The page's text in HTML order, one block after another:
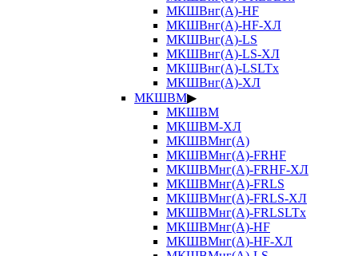
МКШВнг(А)-HF
МКШВнг(А)-HF-ХЛ
МКШВнг(А)-LS
МКШВнг(А)-LS-ХЛ
МКШВнг(А)-LSLTx
МКШВнг(А)-ХЛ
МКШВМ▶
МКШВМ
МКШВМ-ХЛ
МКШВМнг(А)
МКШВМнг(А)-FRHF
МКШВМнг(А)-FRHF-ХЛ
МКШВМнг(А)-FRLS
МКШВМнг(А)-FRLS-ХЛ
МКШВМнг(А)-FRLSLTx
МКШВМнг(А)-HF
МКШВМнг(А)-HF-ХЛ